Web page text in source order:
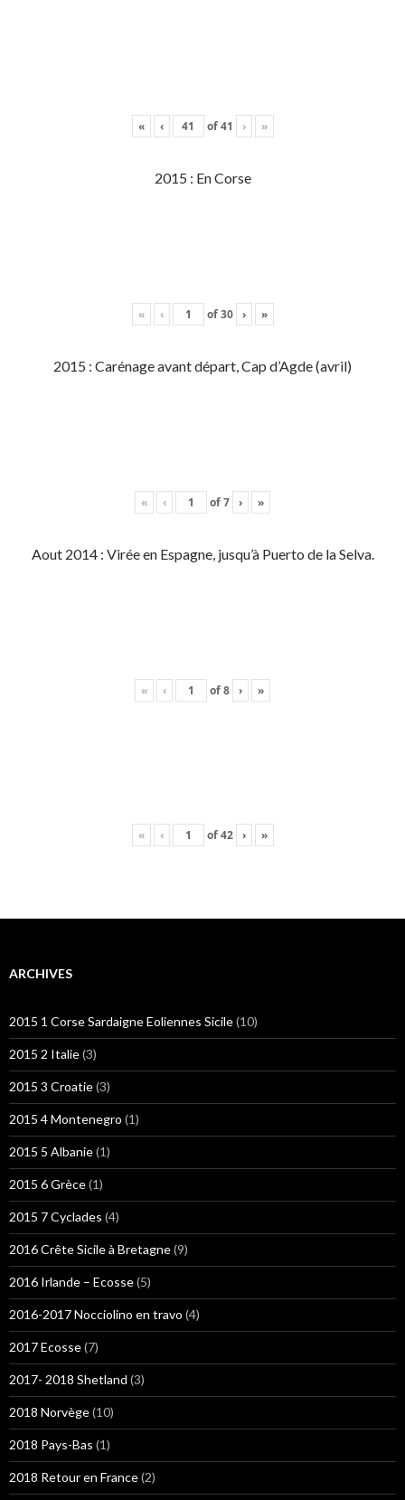
« ‹ of41 › »
2015 : En Corse
« ‹ of30 › »
2015 : Carénage avant départ, Cap d’Agde (avril)
« ‹ of7 › »
Aout 2014 : Virée en Espagne, jusqu’à Puerto de la Selva.
« ‹ of8 › »
« ‹ of42 › »
ARCHIVES
2015 1 Corse Sardaigne Eoliennes Sicile(10)
2015 2 Italie(3)
2015 3 Croatie(3)
2015 4 Montenegro (1)
2015 5 Albanie(1)
2015 6 Grèce(1)
2015 7 Cyclades (4)
2016 Crête Sicile à Bretagne(9)
2016 Irlande – Ecosse(5)
2016-2017 Nocciolino en travo (4)
2017 Ecosse(7)
2017- 2018 Shetland (3)
2018 Norvège(10)
2018 Pays-Bas (1)
2018 Retour en France(2)